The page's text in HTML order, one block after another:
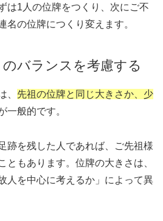
は1人の位牌をつくり、次にご不
名の位牌につくり変えます。
バランスを考慮する
、 先祖の位牌と同じ大きさか、少
一般的です。
跡を残した人であれば、ご先祖様
ともあります。位牌の大きさは、
人を中心に考えるか」によって異